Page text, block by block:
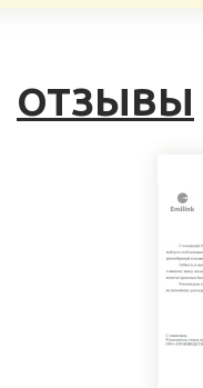
ОТЗЫВЫ